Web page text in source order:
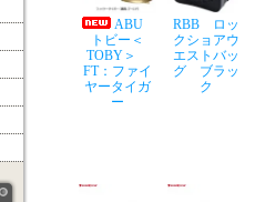
ABU
トビー＜
TOBY＞
FT：ファイ
ヤータイガ
ー
RBB ロッ
クショアウ
エストバッ
グ ブラッ
ク